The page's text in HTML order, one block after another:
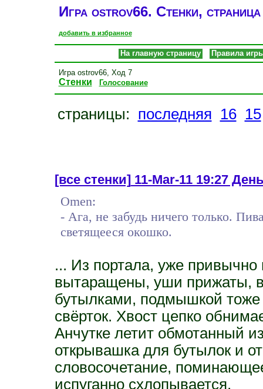
Игра ostrov66. Стенки,
добавить в избранное
На главную страницу Правила
Игра ostrov66, Ход 7
Стенки Голосование
страницы: последняя 16 15
[все стенки]11-Mar-11 19:27
Omen:
- Ага, не забудь ничего только.
светящееся окошко.
... Из портала, уже привычно
вытаращены, уши прижаты,
бутылками, подмышкой тоже
свёрток. Хвост цепко
Анчутке летит обмотанный
открывашка для бутылок и
словосочетание,
испуганно схлопывается.